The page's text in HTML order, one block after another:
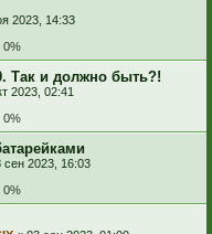
2023, 14:33
0%
Так и должно быть?!
2023, 02:41
0%
сен 2023, 16:03
0%